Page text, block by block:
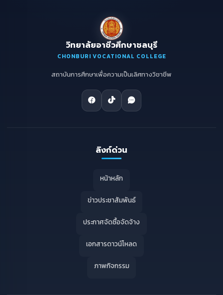
วิทยาลัยอาชีวศึกษาชลบุรี
CHONBURI VOCATIONAL COLLEGE
สถาบันการศึกษาเพื่อความเป็นเลิศทางวิชาชีพ
ลิงก์ด่วน
หน้าหลัก
ข่าวประชาสัมพันธ์
ประกาศจัดซื้อจัดจ้าง
เอกสารดาวน์โหลด
ภาพกิจกรรม